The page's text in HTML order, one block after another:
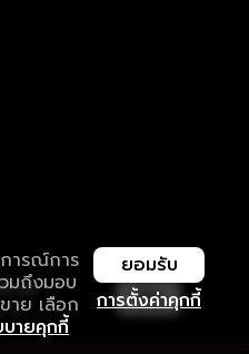
การณ์การ
มถึงมอบ
าย เลือก
บายคุกกี้
การตั้งค่าคุกกี้
ยอมรับ
ะดุด
กว่า เปิด